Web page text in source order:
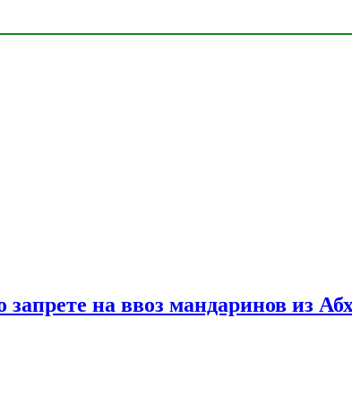
на ввоз мандаринов из